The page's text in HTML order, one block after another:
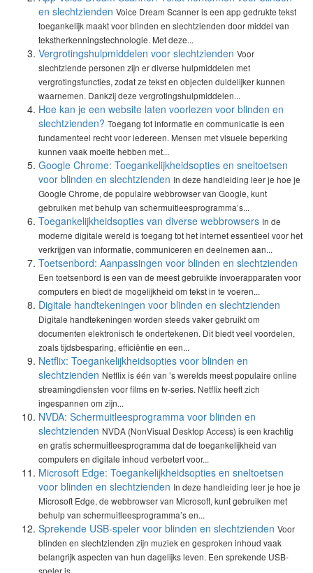
en slechtzienden Voice Dream Scanner is een app gedrukte tekst
toegankelijk maakt voor blinden en slechtzienden door middel van
tekstherkenningstechnologie. Met deze...
Vergrotingshulpmiddelen voor slechtzienden Voor
slechtziende personen zijn er diverse hulpmiddelen met
vergrotingsfuncties, zodat ze tekst en objecten duidelijker kunnen
waarnemen. Dankzij deze vergrotingshulpmiddelen...
Hoe kan je een website laten voorlezen voor blinden en
slechtzienden? Toegang tot informatie en communicatie is een
fundamenteel recht voor iedereen. Mensen met visuele beperking
kunnen vaak moeite hebben met...
Google Chrome: Toegankelijkheidsopties en sneltoetsen
voor blinden en slechtzienden In deze handleiding leer je hoe je
Google Chrome, de populaire webbrowser van Google, kunt
gebruiken met behulp van schermuitleesprogramma’s...
Toegankelijkheidsopties van diverse webbrowsers In de
moderne digitale wereld is toegang tot het internet essentieel voor het
verkrijgen van informatie, communiceren en deelnemen aan...
Toetsenbord: Aanpassingen voor blinden en slechtzienden
Een toetsenbord is een van de meest gebruikte invoerapparaten voor
computers en biedt de mogelijkheid om tekst in te voeren...
Digitale handtekeningen voor blinden en slechtzienden
Digitale handtekeningen worden steeds vaker gebruikt om
documenten elektronisch te ondertekenen. Dit biedt veel voordelen,
zoals tijdsbesparing, efficiëntie en een...
Netflix: Toegankelijkheidsopties voor blinden en
slechtzienden Netflix is één van ’s werelds meest populaire online
streamingdiensten voor films en tv-series. Netflix heeft zich
ingespannen om zijn...
NVDA: Schermuitleesprogramma voor blinden en
slechtzienden NVDA (NonVisual Desktop Access) is een krachtig
en gratis schermuitleesprogramma dat de toegankelijkheid van
computers en digitale inhoud verbetert voor...
Microsoft Edge: Toegankelijkheidsopties en sneltoetsen
voor blinden en slechtzienden In deze handleiding leer je hoe je
Microsoft Edge, de webbrowser van Microsoft, kunt gebruiken met
behulp van schermuitleesprogramma’s en...
Sprekende USB-speler voor blinden en slechtzienden Voor
blinden en slechtzienden zijn muziek en gesproken inhoud vaak
belangrijk aspecten van hun dagelijks leven. Een sprekende USB-
speler is...